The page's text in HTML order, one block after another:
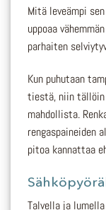
Mitä leveämpi
uppoaa
parhaiten
Kun puhutaan
tiestä, niin tällöin
mahdollista.
rengaspaineiden
pitoa kannattaa
Talvella ja